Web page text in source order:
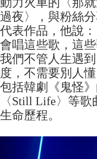
動力火車的〈那
過夜〉，與粉絲
代表作品，他說
會唱這些歌，這
我們不管人生遇
度，不需要別人
包括韓劇《鬼怪
〈Still Life〉等
生命歷程。